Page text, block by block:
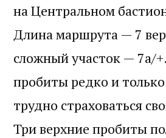
на Центральном
Длина маршрута — 7
сложный участок — 7a/
пробиты редко и
трудно страховаться
Три верхние пробиты